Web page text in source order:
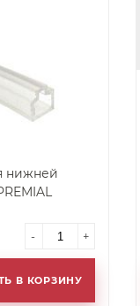
нижней
- +
В КОРЗИНУ